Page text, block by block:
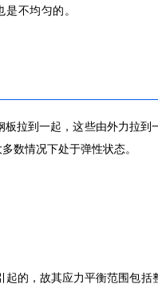
不均匀的。
拉到一起，这些由外力拉到
数情况下处于弹性状态。
的，故其应力平衡范围包括